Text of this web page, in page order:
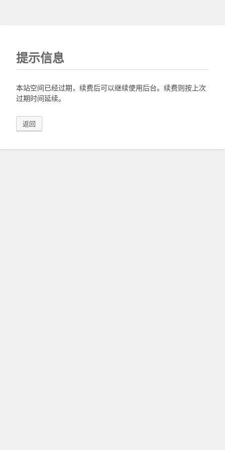
提示信息
本站空间已经过期，续费后可以继续使用后台。续费则按上次
过期时间延续。
返回